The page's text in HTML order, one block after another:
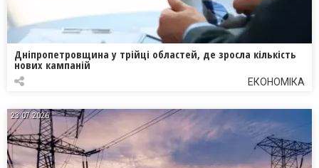
Дніпропетровщина у трійці областей, де зросла кількість
нових кампаній
ЕКОНОМІКА
23.07.2026